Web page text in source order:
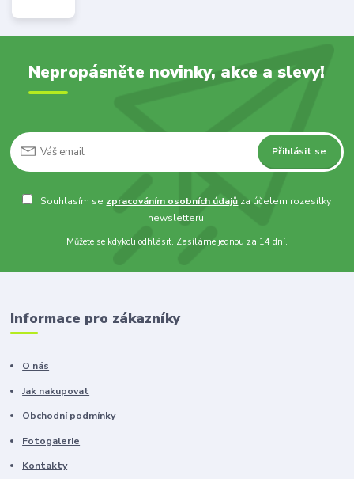
Nepropásněte novinky, akce a slevy!
Přihlásit se
Souhlasím se zpracováním osobních údajů za účelem rozesílky
newsletteru.
Můžete se kdykoli odhlásit. Zasíláme jednou za 14 dní.
Informace pro zákazníky
O nás
Jak nakupovat
Obchodní podmínky
Fotogalerie
Kontakty